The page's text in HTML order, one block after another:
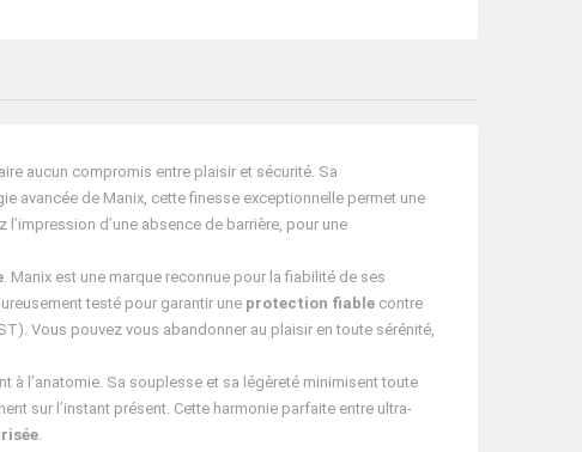
aucun compromis entre plaisir et sécurité. Sa
avancée de Manix, cette finesse exceptionnelle permet une
d’une absence de barrière, pour une
. Manix est une marque reconnue pour la fiabilité de ses
testé pour garantir une protection fiable contre
Vous pouvez vous abandonner au plaisir en toute sérénité,
à l’anatomie. Sa souplesse et sa légèreté minimisent toute
sur l’instant présent. Cette harmonie parfaite entre ultra-
.